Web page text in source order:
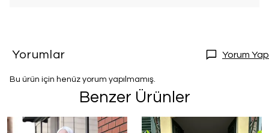
Yorumlar Yorum Yap
Bu ürün için henüz yorum yapılmamış.
Benzer Ürünler